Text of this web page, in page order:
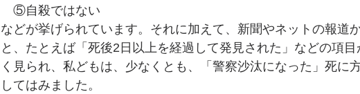
⑤自殺ではない
などが挙げられています。それに加えて、新聞やネットの報道
と、たとえば「死後2日以上を経過して発見された」などの項
く見られ、私どもは、少なくとも、「警察沙汰になった」死に
してはみました。